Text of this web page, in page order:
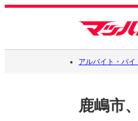
アルバイト・バイ
鹿嶋市